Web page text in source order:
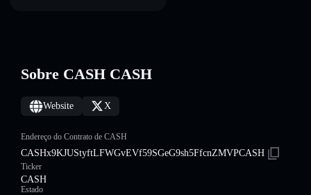
Sobre CASH CASH
Website X
Endereço do Contrato de CASH
CASHx9KJUStyftLFWGvEVf59SGeG9sh5FfcnZMVPCASH
Ticker
CASH
Estado